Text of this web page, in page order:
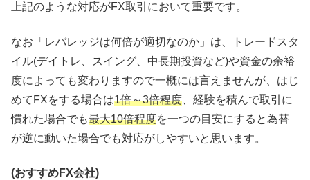
上記のような対応がFX取引において重要です。
なお「レバレッジは何倍が適切なのか」は、トレードスタ
イル(デイトレ、スイング、中長期投資など)や資金の余裕
度によっても変わりますので一概には言えませんが、はじ
めてFXをする場合は1倍～3倍程度 、経験を積んで取引に
慣れた場合でも最大10倍程度を一つの目安にすると為替
が逆に動いた場合でも対応がしやすいと思います。
(おすすめFX会社)